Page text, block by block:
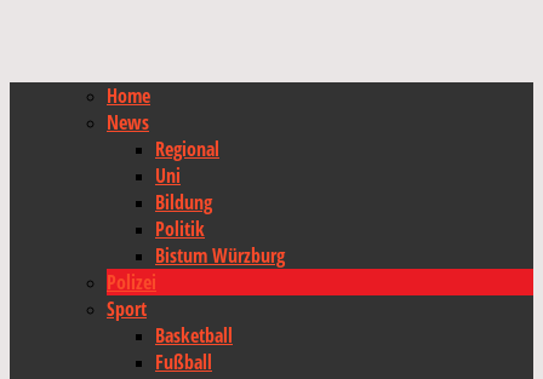
Home
News
Regional
Uni
Bildung
Politik
Bistum Würzburg
Polizei
Sport
Basketball
Fußball